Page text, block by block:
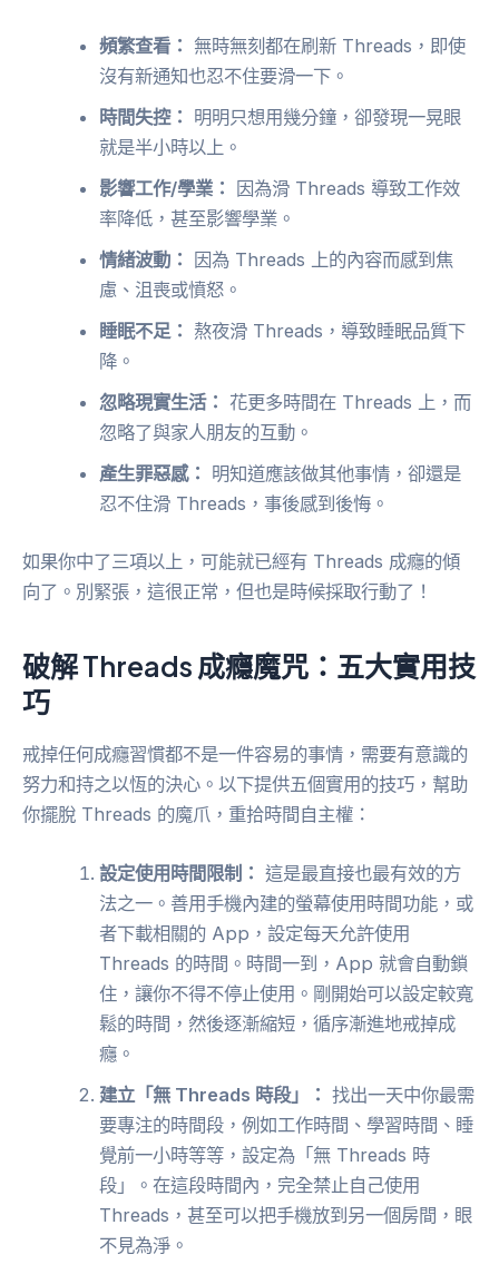
頻繁查看： 無時無刻都在刷新 Threads，即使
沒有新通知也忍不住要滑一下。
時間失控： 明明只想用幾分鐘，卻發現一晃眼
就是半小時以上。
影響工作/學業：
因為滑 Threads 導致工作效
率降低，甚至影響學業。
情緒波動：
因為 Threads 上的內容而感到焦
慮、沮喪或憤怒。
睡眠不足： 熬夜滑 Threads，導致睡眠品質下
降。
忽略現實生活： 花更多時間在 Threads 上，而
忽略了與家人朋友的互動。
產生罪惡感： 明知道應該做其他事情，卻還是
忍不住滑 Threads，事後感到後悔。
如果你中了三項以上，可能就已經有 Threads 成癮的傾
向了。別緊張，這很正常，但也是時候採取行動了！
破解 Threads 成癮魔咒：五大實用技
巧
戒掉任何成癮習慣都不是一件容易的事情，需要有意識的
努力和持之以恆的決心。以下提供五個實用的技巧，幫助
你擺脫 Threads 的魔爪，重拾時間自主權：
設定使用時間限制： 這是最直接也最有效的方
法之一。善用手機內建的螢幕使用時間功能，或
者下載相關的 App，設定每天允許使用
Threads 的時間。時間一到，App 就會自動鎖
住，讓你不得不停止使用。剛開始可以設定較寬
鬆的時間，然後逐漸縮短，循序漸進地戒掉成
癮。
建立「無 Threads 時段」： 找出一天中你最需
要專注的時間段，例如工作時間、學習時間、睡
覺前一小時等等，設定為「無 Threads 時
段」。在這段時間內，完全禁止自己使用
Threads，甚至可以把手機放到另一個房間，眼
不見為淨。